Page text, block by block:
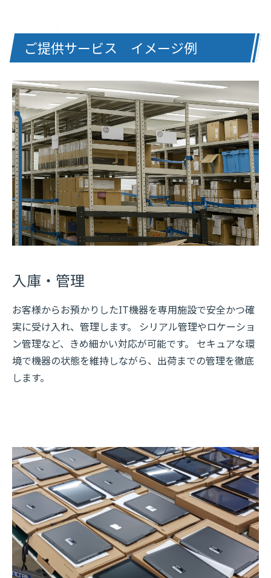
ご提供サービス イメージ例
入庫・管理
お客様からお預かりしたIT機器を専用施設で安全かつ確
実に受け入れ、管理します。 シリアル管理やロケーショ
ン管理など、きめ細かい対応が可能です。 セキュアな環
境で機器の状態を維持しながら、出荷までの管理を徹底
します。